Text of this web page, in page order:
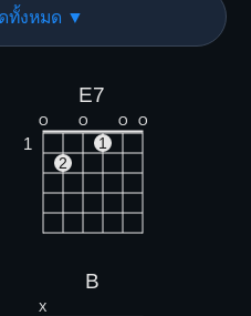
ทั้งหมด ▼
E7
O O O O
1
1
2
B
X